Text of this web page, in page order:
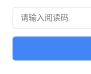
态处理能力，但更多
感型用户仍担忧长期
能力。M3复现论文
泛看好，但如何将